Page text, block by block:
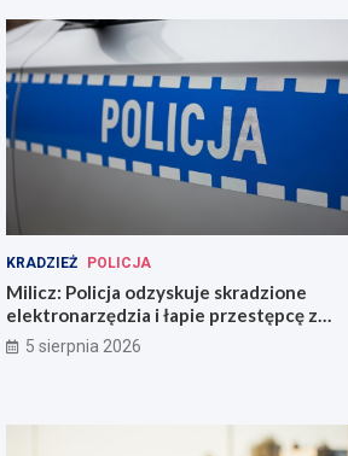
KRADZIEŻ POLICJA
Milicz: Policja odzyskuje skradzione
elektronarzędzia i łapie przestępcę z
narkotykami
5 sierpnia 2026